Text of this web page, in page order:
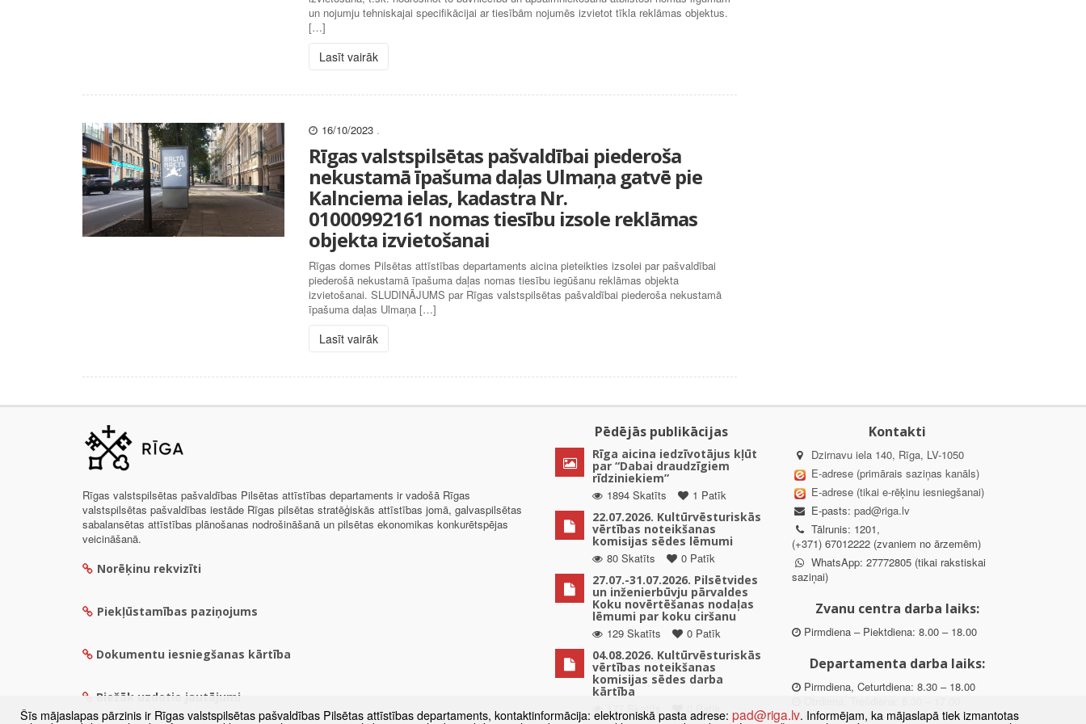
un nojumju tehniskajai specifikācijai ar tiesībām nojumēs izvietot tīkla reklāmas objektus.
[…]
Lasīt vairāk
16/10/2023 .
Rīgas valstspilsētas pašvaldībai piederoša
nekustamā īpašuma daļas Ulmaņa gatvē pie
Kalnciema ielas, kadastra Nr.
01000992161 nomas tiesību izsole reklāmas
objekta izvietošanai
Rīgas domes Pilsētas attīstības departaments aicina pieteikties izsolei par pašvaldībai
piederošā nekustamā īpašuma daļas nomas tiesību iegūšanu reklāmas objekta
izvietošanai. SLUDINĀJUMS par Rīgas valstspilsētas pašvaldībai piederoša nekustamā
īpašuma daļas Ulmaņa […]
Lasīt vairāk
Rīgas valstspilsētas pašvaldības Pilsētas attīstības departaments ir vadošā Rīgas
valstspilsētas pašvaldības iestāde Rīgas pilsētas stratēģiskās attīstības jomā, galvaspilsētas
sabalansētas attīstības plānošanas nodrošināšanā un pilsētas ekonomikas konkurētspējas
veicināšanā.
Norēķinu rekvizīti
Piekļūstamības paziņojums
Dokumentu iesniegšanas kārtība
Biežāk uzdotie jautājumi
Pēdējās publikācijas
Rīga aicina iedzīvotājus kļūt
par “Dabai draudzīgiem
rīdziniekiem”
1894 Skatīts
1 Patīk
22.07.2026. Kultūrvēsturiskās
vērtības noteikšanas
komisijas sēdes lēmumi
80 Skatīts
0 Patīk
27.07.-31.07.2026. Pilsētvides
un inženierbūvju pārvaldes
Koku novērtēšanas nodaļas
lēmumi par koku ciršanu
129 Skatīts
0 Patīk
04.08.2026. Kultūrvēsturiskās
vērtības noteikšanas
komisijas sēdes darba
kārtība
177 Skatīts
0 Patīk
Kontakti
Dzirnavu iela 140, Rīga, LV-1050
E-adrese (primārais saziņas kanāls)
E-adrese (tikai e-rēķinu iesniegšanai)
E-pasts: pad@riga.lv
Tālrunis: 1201,
(+371) 67012222 (zvaniem no ārzemēm)
WhatsApp: 27772805 (tikai rakstiskai
saziņai)
Zvanu centra darba laiks:
Pirmdiena – Piektdiena: 8.00 – 18.00
Departamenta darba laiks:
Pirmdiena, Ceturtdiena: 8.30 – 18.00
Piektdiena: 8.30 – 15.00
Šīs mājaslapas pārzinis ir Rīgas valstspilsētas pašvaldības Pilsētas attīstības departaments, kontaktinformācija: elektroniskā pasta adrese: pad@riga.lv. Informējam, ka mājaslapā tiek izmantotas